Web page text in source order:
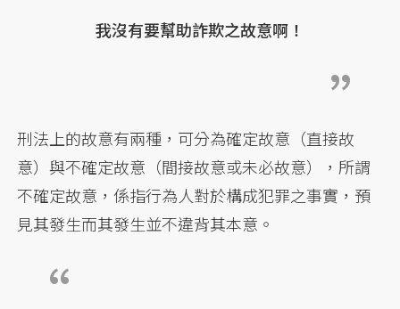
我沒有要幫助詐欺之故意啊！
刑法上的故意有兩種，可分為確定故意（直接故
意）與不確定故意（間接故意或未必故意），所謂
不確定故意，係指行為人對於構成犯罪之事實，預
見其發生而其發生並不違背其本意。